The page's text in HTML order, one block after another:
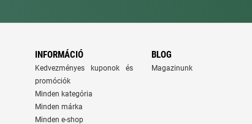
INFORMÁCIÓ
Kedvezményes kuponok és
promóciók
Minden kategória
Minden márka
Minden e-shop
BLOG
Magazinunk